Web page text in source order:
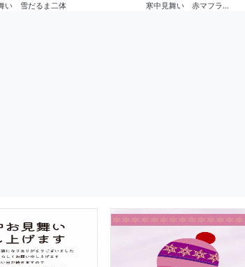
い 雪だるま二体 寒中見舞い 赤マフラ...